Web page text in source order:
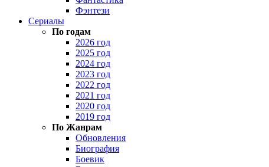
Фэнтези
Сериалы
По годам
2026 год
2025 год
2024 год
2023 год
2022 год
2021 год
2020 год
2019 год
По Жанрам
Обновления
Биография
Боевик